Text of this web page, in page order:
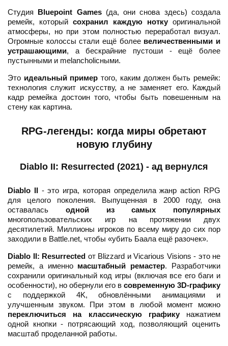
Студия Bluepoint Games(да, они снова здесь) создала
ремейк, который сохранил каждую нотку оригинальной
атмосферы, но при этом полностью переработал визуал.
Огромные колоссы стали ещё более величественными и
устрашающими, а бескрайние пустоши - ещё более
пустынными и melancholicными.
Это идеальный пример того, каким должен быть ремейк:
технология служит искусству, а не заменяет его. Каждый
кадр ремейка достоин того, чтобы быть повешенным на
стену как картина.
RPG-легенды: когда миры обретают
новую глубину
Diablo II: Resurrected (2021) - ад вернулся
Diablo II- это игра, которая определила жанр action RPG
для целого поколения. Выпущенная в 2000 году, она
оставалась одной из самых популярных
многопользовательских игр на протяжении двух
десятилетий. Миллионы игроков по всему миру до сих пор
заходили в Battle.net, чтобы «убить Баала ещё разочек».
Diablo II: Resurrected от Blizzard и Vicarious Visions - это не
ремейк, а именно масштабный ремастер. Разработчики
сохранили оригинальный код игры (включая все его баги и
особенности), но обернули его в современную 3D-графику
с поддержкой 4K, обновлёнными анимациями и
улучшенным звуком. При этом в любой момент можно
переключиться на классическую графикунажатием
одной кнопки - потрясающий ход, позволяющий оценить
масштаб проделанной работы.